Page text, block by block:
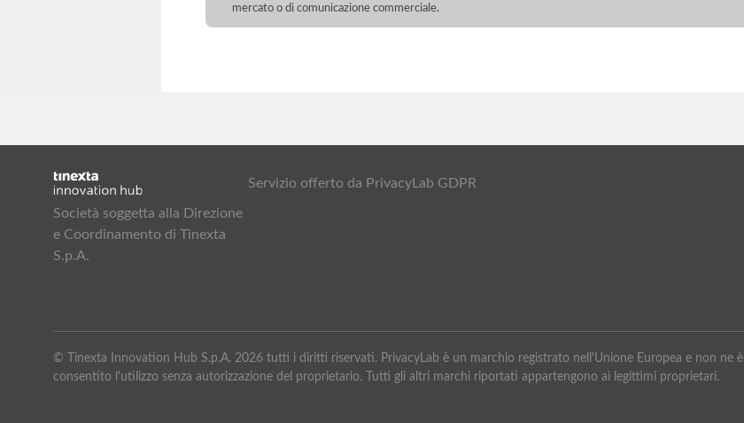
mercato o di comunicazione commerciale.
Società soggetta alla Direzione
e Coordinamento di Tinexta
S.p.A.
Servizio offerto da PrivacyLab GDPR
© Tinexta Innovation Hub S.p.A. 2026 tutti i diritti riservati. PrivacyLab è un marchio registrato nell'Unione Europea e non ne è
consentito l'utilizzo senza autorizzazione del proprietario. Tutti gli altri marchi riportati appartengono ai legittimi proprietari.